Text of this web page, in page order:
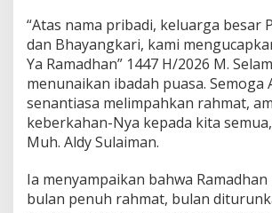
a
A
a
k
M
a
y
r
a
“Atas nama pribadi, keluarga besar
dan Bhayangkari, kami
Ya Ramadhan” 1447 H/2026 M.
menunaikan ibadah puasa. Semoga
senantiasa melimpahkan rahmat,
keberkahan-Nya kepada kita
Muh. Aldy Sulaiman.
Ia menyampaikan bahwa
bulan penuh rahmat, bulan